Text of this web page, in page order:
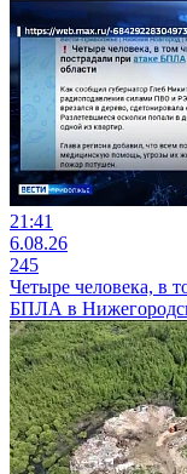
21:41
6.08.26
245
Четыре человека, в
БПЛА в